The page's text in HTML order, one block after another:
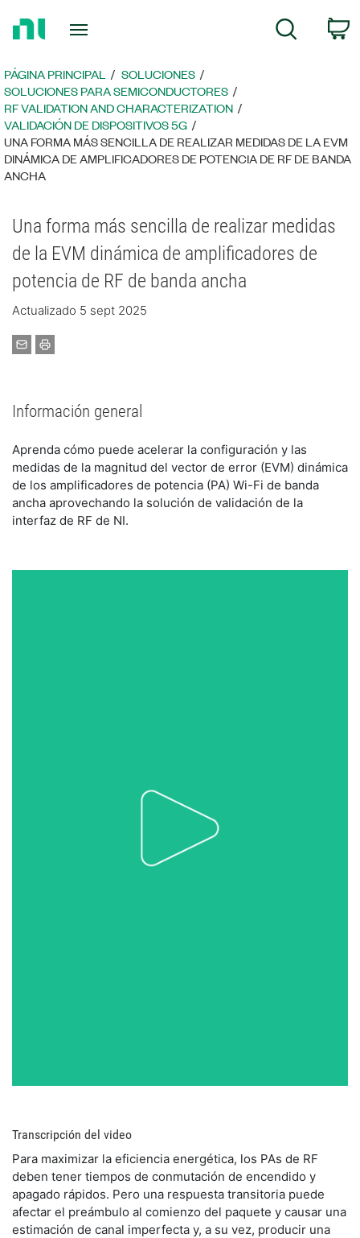
página
principal
Búsqueda
PÁGINA PRINCIPAL
SOLUCIONES
SOLUCIONES PARA SEMICONDUCTORES
RF VALIDATION AND CHARACTERIZATION
VALIDACIÓN DE DISPOSITIVOS 5G
UNA FORMA MÁS SENCILLA DE REALIZAR MEDIDAS DE LA EVM
DINÁMICA DE AMPLIFICADORES DE POTENCIA DE RF DE BANDA
ANCHA
Una forma más sencilla de realizar medidas
de la EVM dinámica de amplificadores de
potencia de RF de banda ancha
Actualizado 5 sept 2025
Información general
Aprenda cómo puede acelerar la configuración y las
medidas de la magnitud del vector de error (EVM) dinámica
de los amplificadores de potencia (PA) Wi-Fi de banda
ancha aprovechando la solución de validación de la
interfaz de RF de NI.
Transcripción del video
Para maximizar la eficiencia energética, los PAs de RF
deben tener tiempos de conmutación de encendido y
apagado rápidos. Pero una respuesta transitoria puede
afectar el preámbulo al comienzo del paquete y causar una
estimación de canal imperfecta y, a su vez, producir una